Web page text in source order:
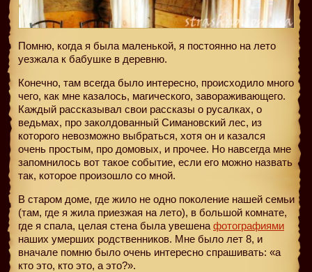
Помню, когда я была маленькой, я постоянно на лето
уезжала к бабушке в деревню.
Конечно, там всегда было интересно, происходило много
чего, как мне казалось, магического, завораживающего.
Каждый рассказывал свои рассказы о русалках, о
ведьмах, про заколдованный Симановский лес, из
которого невозможно выбраться, хотя он и казался
очень простым, про домовых, и прочее. Но навсегда мне
запомнилось вот такое событие, если его можно назвать
так, которое произошло со мной.
В старом доме, где жило не одно поколение нашей семьи
(там, где я жила приезжая на лето), в большой комнате,
где я спала, целая стена была увешена фотографиями
наших умерших родственников. Мне было лет 8, и
вначале помню было очень интересно спрашивать: «а
кто это, кто это, а это?».